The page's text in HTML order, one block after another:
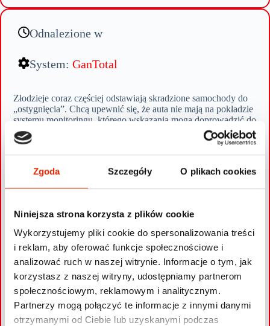
Zgoda Szczegóły O plikach cookies
Niniejsza strona korzysta z plików cookie
Wykorzystujemy pliki cookie do spersonalizowania treści
i reklam, aby oferować funkcje społecznościowe i
analizować ruch w naszej witrynie. Informacje o tym, jak
korzystasz z naszej witryny, udostępniamy partnerom
społecznościowym, reklamowym i analitycznym.
Partnerzy mogą połączyć te informacje z innymi danymi
otrzymanymi od Ciebie lub uzyskanymi podczas
Odnalezione w
System: GanTotal
Złodzieje coraz częściej odstawiają skradzione samochody do
„ostygnięcia”. Chcą upewnić się, że auta nie mają na pokładzie
systemu monitoringu, którego wskazania mogą doprowadzić do
przyłapania na gorącym uczynku. Takiego właśnie
„stygnącego” Dodge RAM-a namierzyliśmy pod koniec
czerwca.
systemu monitoringu postawiły naszą Centralę w stan
Mazowieckie zaowocowały odnalezieniem Dodge RAM-a.
Pojazd miał zmienione tablice rejestracyjne i czekał na dalsze
działania złodziei. Miał prawdopodobnie trafić za granicę.
Wrócił jednak w ręce prawowitego właściciela.
SPRAWDŹ SWOJE AUTO